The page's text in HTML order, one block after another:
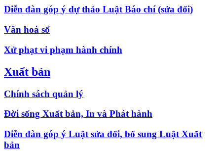
Diễn đàn góp ý dự thảo Luật Báo chí (sửa đổi)
Văn hoá số
Xử phạt vi phạm hành chính
Xuất bản
Chính sách quản lý
Đời sống Xuất bản, In và Phát hành
Diễn đàn góp ý Luật sửa đổi, bổ sung Luật Xuất
bản